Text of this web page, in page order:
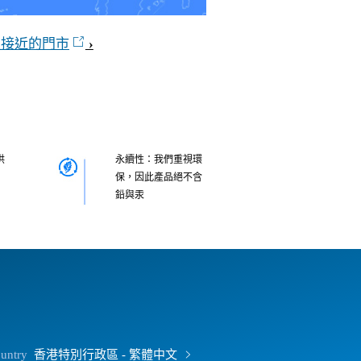
近的門市
永續性：我們重視環
保，因此產品絕不含
鉛與汞
香港特別行政區 - 繁體中文